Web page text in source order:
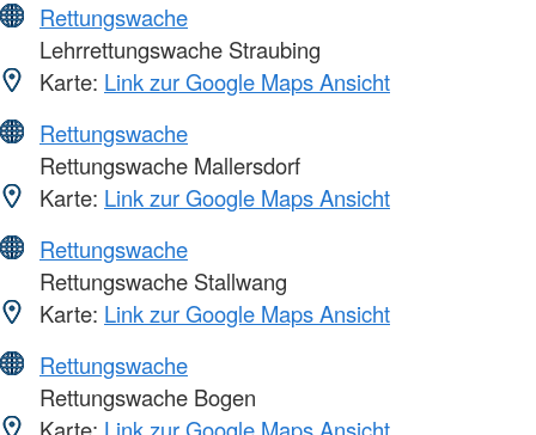
Rettungswache
Lehrrettungswache Straubing
Karte: Link zur Google Maps Ansicht
Rettungswache
Rettungswache Mallersdorf
Karte: Link zur Google Maps Ansicht
Rettungswache
Rettungswache Stallwang
Karte: Link zur Google Maps Ansicht
Rettungswache
Rettungswache Bogen